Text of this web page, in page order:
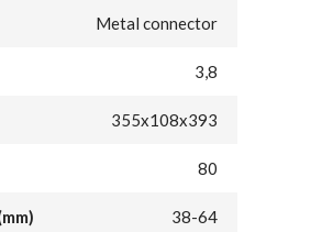
Metal connector
3,8
355x108x393
80
38-64